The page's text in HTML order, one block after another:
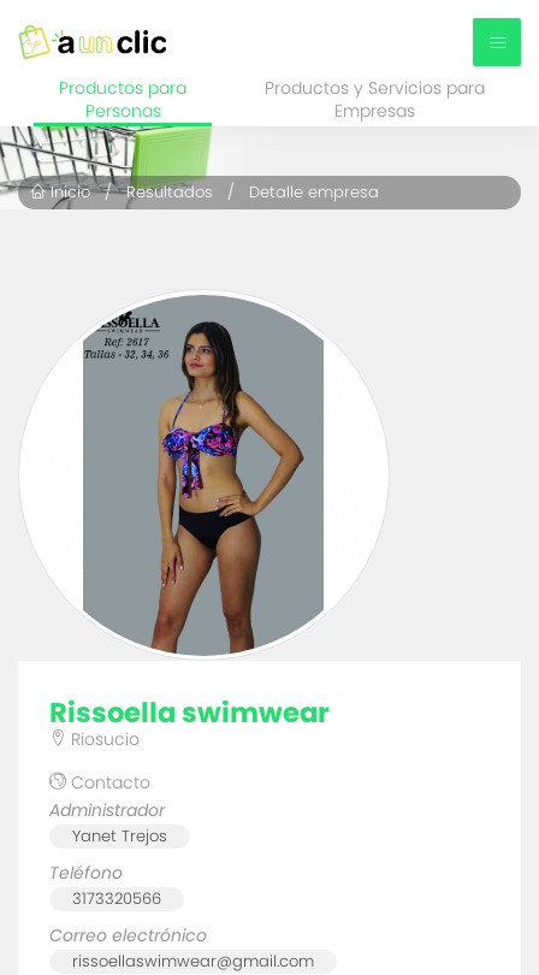
Productos para
Personas
Productos y Servicios para
Empresas
Inicio/Resultados / Detalle empresa
rissoella swimwear
Riosucio
Contacto
Administrador
Yanet Trejos
Teléfono
3173320566
Correo electrónico
rissoellaswimwear@gmail.com